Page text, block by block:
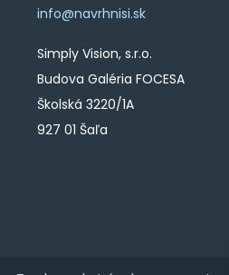
info@navrhnisi.sk
Simply Vision, s.r.o.
Budova Galéria FOCESA
Školská 3220/1A
927 01 Šaľa